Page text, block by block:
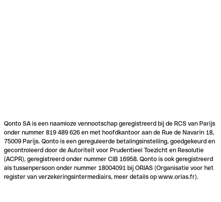
Qonto SA is een naamloze vennootschap geregistreerd bij de RCS van Parijs
onder nummer 819 489 626 en met hoofdkantoor aan de Rue de Navarin 18,
75009 Parijs. Qonto is een gereguleerde betalingsinstelling, goedgekeurd en
gecontroleerd door de Autoriteit voor Prudentieel Toezicht en Resolutie
(ACPR), geregistreerd onder nummer CIB 16958. Qonto is ook geregistreerd
als tussenpersoon onder nummer 18004091 bij ORIAS (Organisatie voor het
register van verzekeringsintermediairs, meer details op www.orias.fr).